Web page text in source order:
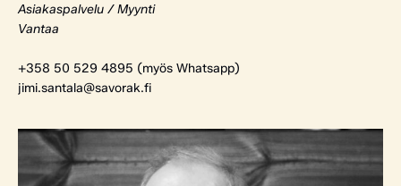
Asiakaspalvelu / Myynti
Vantaa
+358 50 529 4895 (myös Whatsapp)
jimi.santala@savorak.fi